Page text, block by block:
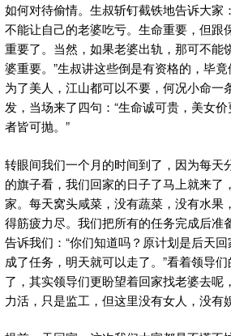
如何对待偷情。生叔斩钉截铁地告诉大家
不能让自己的老婆吃亏。生命重要，但跟
重要了。当然，如果老婆出轨，那可不能
婆重要。”生叔讲这些倒是有资格的，毕竟
为了美人，江山都可以不要，何况小命一
发，当场来了四句：“生命诚可贵，美女
者皆可抛。”
转眼间我们一个月的时间到了，因为每天
的旗子看，我们回家的日子了马上就来了
家。每天窝头咸菜，没有蔬菜，没有水果
得筋疲力尽。我们把所有的任务完成后准
告诉我们：“你们知道吗？原计划是后天
成了任务，明天就可以走了。”看着领导
了，其实领导们更盼望着回家找老婆去呢
力活，只是监工，但这里没有女人，没有